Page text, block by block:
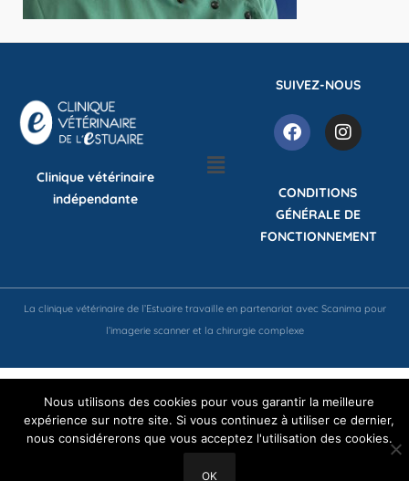
Clinique vétérinaire
indépendante
SUIVEZ-NOUS
CONDITIONS
GÉNÉRALE DE
FONCTIONNEMENT
La clinique vétérinaire de l’Estuaire travaille en partenariat avec Scanima pour
l’imagerie scanner et la chirurgie complexe
Nous utilisons des cookies pour vous garantir la meilleure
expérience sur notre site. Si vous continuez à utiliser ce dernier,
nous considérerons que vous acceptez l'utilisation des cookies.
OK